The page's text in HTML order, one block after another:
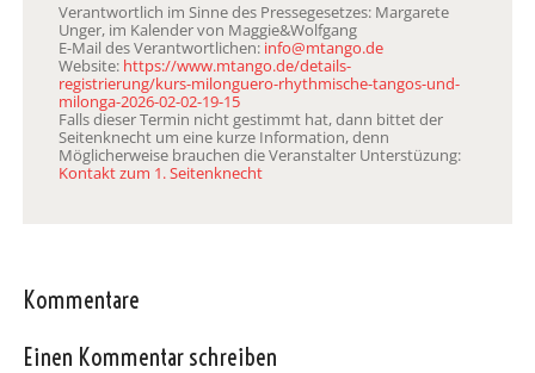
Verantwortlich im Sinne des Pressegesetzes: Margarete
Unger, im Kalender von Maggie&Wolfgang
E-Mail des Verantwortlichen: info@mtango.de
Website: https://www.mtango.de/details-
registrierung/kurs-milonguero-rhythmische-tangos-und-
milonga-2026-02-02-19-15
Falls dieser Termin nicht gestimmt hat, dann bittet der
Seitenknecht um eine kurze Information, denn
Möglicherweise brauchen die Veranstalter Unterstüzung:
Kontakt zum 1. Seitenknecht
Kommentare
Einen Kommentar schreiben